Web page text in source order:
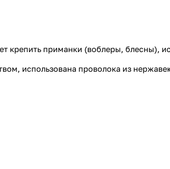
крепить приманки (воблеры, блесны),
использована проволока из